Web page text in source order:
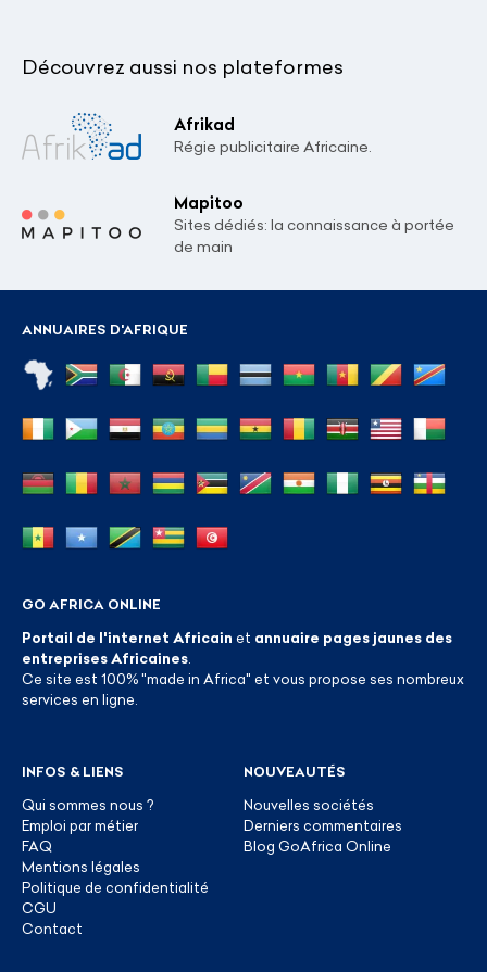
Découvrez aussi nos plateformes
Afrikad
Régie publicitaire Africaine.
Mapitoo
Sites dédiés: la connaissance à portée
de main
ANNUAIRES D'AFRIQUE
GO AFRICA ONLINE
Portail de l'internet Africain et annuaire pages jaunes des
entreprises Africaines
Ce site est 100% "made in Africa" et vous propose ses nombreux
services en ligne.
INFOS & LIENS
Qui sommes nous ?
Emploi par métier
FAQ
Mentions légales
Politique de confidentialité
CGU
Contact
NOUVEAUTÉS
Nouvelles sociétés
Derniers commentaires
Blog GoAfrica Online